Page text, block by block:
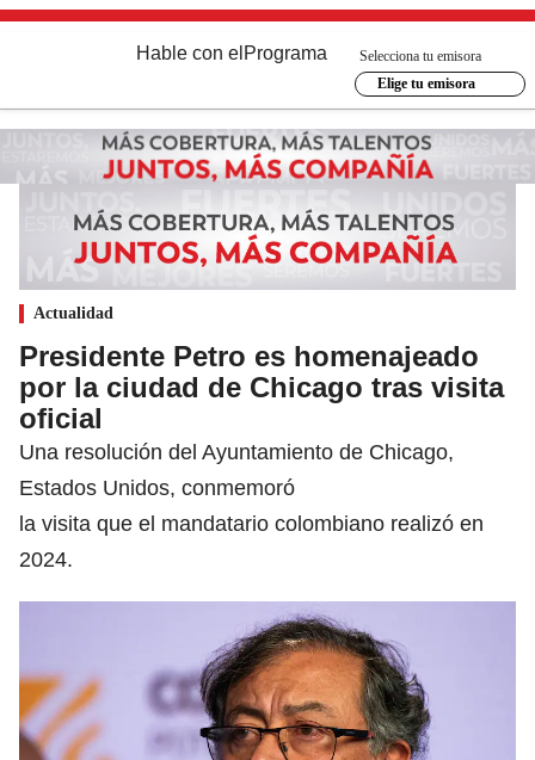
Hable con el Programa
Selecciona tu emisora
Elige tu emisora
Actualidad
Presidente Petro es homenajeado
por la ciudad de Chicago tras visita
oficial
Una resolución del Ayuntamiento de Chicago,
Estados Unidos, conmemoró
la visita que el mandatario colombiano realizó en
2024.